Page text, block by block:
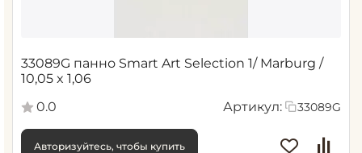
33089G панно Smart Art Selection 1/ Marburg /
10,05 x 1,06
0.0
Артикул: 33089G
Авторизуйтесь, чтобы купить